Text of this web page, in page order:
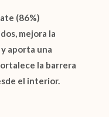
(86%)
mejora la
aporta una
la barrera
el interior.